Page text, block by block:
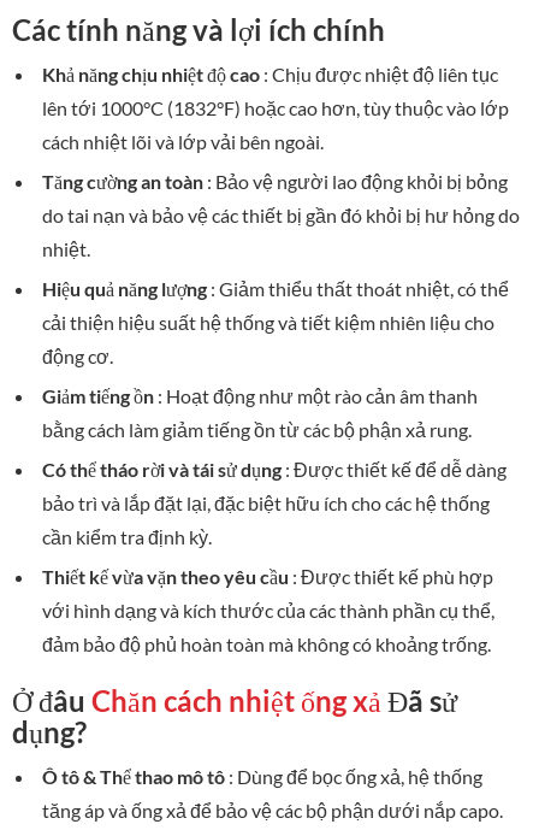
Các tính năng và lợi ích chính
Khả năng chịu nhiệt độ cao : Chịu được nhiệt độ liên tục
lên tới 1000°C (1832°F) hoặc cao hơn, tùy thuộc vào lớp
cách nhiệt lõi và lớp vải bên ngoài.
Tăng cường an toàn : Bảo vệ người lao động khỏi bị bỏng
do tai nạn và bảo vệ các thiết bị gần đó khỏi bị hư hỏng do
nhiệt.
Hiệu quả năng lượng : Giảm thiểu thất thoát nhiệt, có thể
cải thiện hiệu suất hệ thống và tiết kiệm nhiên liệu cho
động cơ.
Giảm tiếng ồn : Hoạt động như một rào cản âm thanh
bằng cách làm giảm tiếng ồn từ các bộ phận xả rung.
Có thể tháo rời và tái sử dụng : Được thiết kế để dễ dàng
bảo trì và lắp đặt lại, đặc biệt hữu ích cho các hệ thống
cần kiểm tra định kỳ.
Thiết kế vừa vặn theo yêu cầu : Được thiết kế phù hợp
với hình dạng và kích thước của các thành phần cụ thể,
đảm bảo độ phủ hoàn toàn mà không có khoảng trống.
Ở đâu Chăn cách nhiệt ống xả Đã sử
dụng?
Ô tô & Thể thao mô tô : Dùng để bọc ống xả, hệ thống
tăng áp và ống xả để bảo vệ các bộ phận dưới nắp capo.